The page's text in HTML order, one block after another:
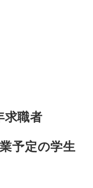
求職者
予定の学生